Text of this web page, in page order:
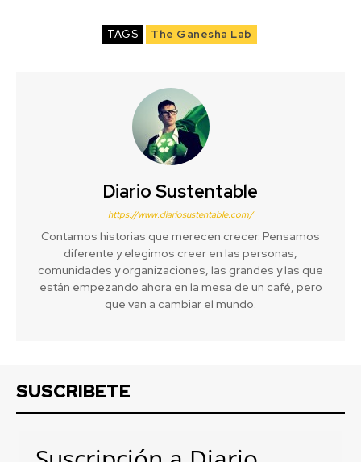
TAGS The Ganesha Lab
Diario Sustentable
https://www.diariosustentable.com/
Contamos historias que merecen crecer. Pensamos
diferente y elegimos creer en las personas,
comunidades y organizaciones, las grandes y las que
están empezando ahora en la mesa de un café, pero
que van a cambiar el mundo.
SUSCRIBETE